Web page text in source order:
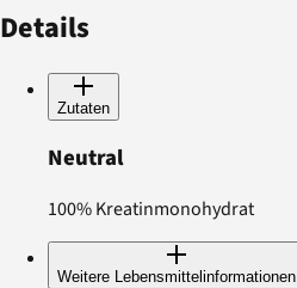
Details
Zutaten
Neutral
100% Kreatinmonohydrat
Weitere Lebensmittelinformationen